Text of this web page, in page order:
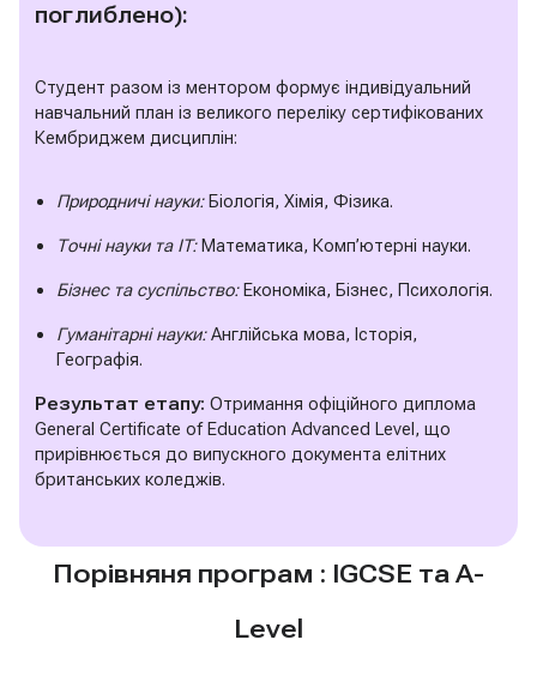
поглиблено):
Студент разом із ментором формує індивідуальний
навчальний план із великого переліку сертифікованих
Кембриджем дисциплін:
Природничі науки:Біологія, Хімія, Фізика.
Точні науки та IT:Математика, Комп’ютерні науки.
Бізнес та суспільство:Економіка, Бізнес, Психологія.
Гуманітарні науки:Англійська мова, Історія,
Географія.
Результат етапу: Отримання офіційного диплома
General Certificate of Education Advanced Level, що
прирівнюється до випускного документа елітних
британських коледжів.
Порівняня програм : IGCSE та A-
Level